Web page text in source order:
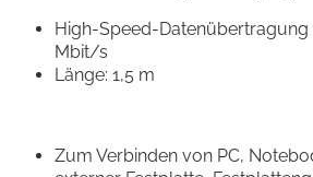
High-Speed-Datenübertragung
Mbit/s
Länge: 1,5 m
Zum Verbinden von PC,